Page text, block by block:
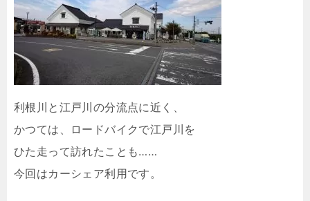
利根川と江戸川の分流点に近く、
かつては、ロードバイクで江戸川を
ひた走って訪れたことも……
今回はカーシェア利用です。